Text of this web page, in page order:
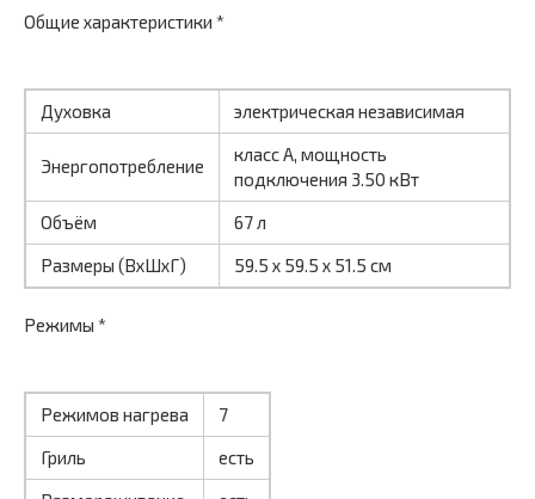
Общие характеристики *
Духовка электрическая независимая
Энергопотребление
класс A, мощность
подключения 3.50 кВт
Объём
67 л
Размеры (ВхШхГ)
59.5 х 59.5 x 51.5 см
Режимы *
Режимов нагрева
7
Гриль
есть